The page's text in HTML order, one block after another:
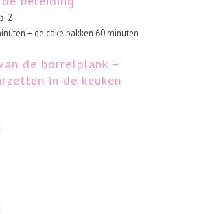
2
+ de cake bakken 60 minuten
de borrelplank –
in de keuken